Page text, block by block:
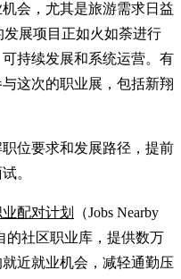
会，尤其是旅游需求日益
展项目正如火如荼进行
持续发展和系统运营。有
这次的职业展，包括新翔
位要求和发展路径，提前
。
配对计划
（Jobs Nearby
的社区职业库，提供数万
近就业机会，减轻通勤压